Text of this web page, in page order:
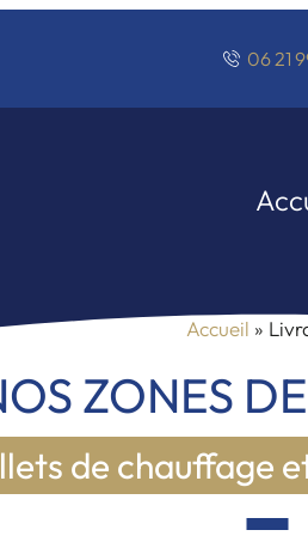
06 21
Accueil »
ZONES
de chauffage